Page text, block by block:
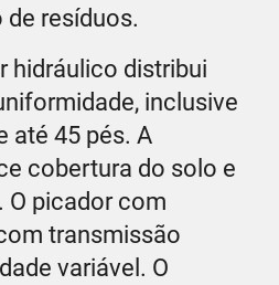
resíduos.
hidráulico distribui
inclusive
até 45 pés. A
cobertura do solo e
O picador com
transmissão
variável. O